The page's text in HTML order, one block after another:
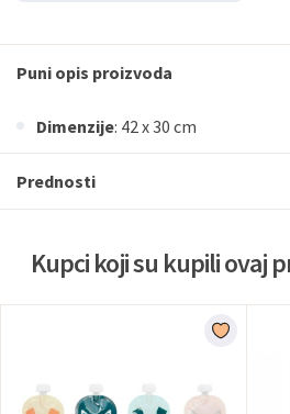
Puni opis proizvoda
Dimenzije: 42 x 30 cm
Prednosti
Kupci koji su kupili ovaj